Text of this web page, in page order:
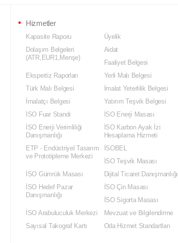
Hizmetler
Kapasite Raporu
Üyelik
Dolaşım Belgeleri
(ATR,EUR1,Menşe)
Aidat
Faaliyet Belgesi
Ekspertiz Raporları
Yerli Malı Belgesi
Türk Malı Belgesi
İmalat Yeterlilik Belgesi
İmalatçı Belgesi
Yatırım Teşvik Belgesi
İSO Fuar Standı
İSO Enerji Masası
İSO Enerji Verimliliği
Danışmanlığı
İSO Karbon Ayak İzi
Hesaplama Hizmeti
ETP - Endüstriyel Tasarım
ve Prototipleme Merkezi
İSOBEL
İSO Teşvik Masası
İSO Gümrük Masası
Dijital Ticaret Danışmanlığı
İSO Hedef Pazar
Danışmanlığı
İSO Çin Masası
İSO Sigorta Masası
İSO Arabuluculuk Merkezi
Mevzuat ve Bilgilendirme
Sayısal Takograf Kartı
Oda Hizmet Standartları